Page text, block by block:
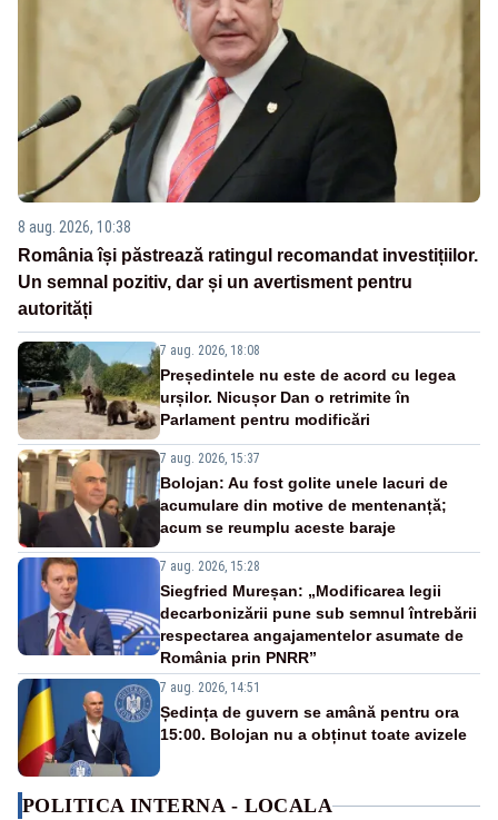
8 aug. 2026, 10:38
România își păstrează ratingul recomandat investițiilor.
Un semnal pozitiv, dar și un avertisment pentru
autorități
7 aug. 2026, 18:08
Președintele nu este de acord cu legea
urșilor. Nicușor Dan o retrimite în
Parlament pentru modificări
7 aug. 2026, 15:37
Bolojan: Au fost golite unele lacuri de
acumulare din motive de mentenanță;
acum se reumplu aceste baraje
7 aug. 2026, 15:28
Siegfried Mureșan: „Modificarea legii
decarbonizării pune sub semnul întrebării
respectarea angajamentelor asumate de
România prin PNRR”
7 aug. 2026, 14:51
Ședința de guvern se amână pentru ora
15:00. Bolojan nu a obținut toate avizele
POLITICA INTERNA - LOCALA